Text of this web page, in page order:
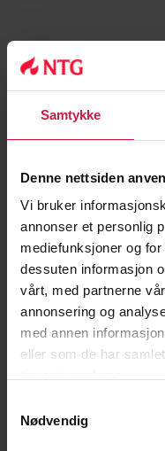
Samtykke
Denne nettsiden
Vi bruker
annonser et personlig
mediefunksjoner og
dessuten informasjon
vårt, med partnerne
annonsering og
med annen
eller som de har
Nødvendig